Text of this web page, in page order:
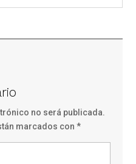
no será publicada.
marcados con*